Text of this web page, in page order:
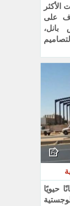
الأكثر
تعرف على
بانل،
حيويًا